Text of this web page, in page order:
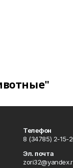
Телефон
8 (34785) 2-15-
Эл. почта